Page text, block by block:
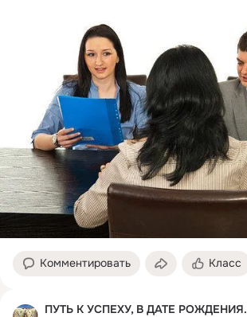
Комментировать Класс
ПУТЬ К УСПЕХУ, В ДАТЕ РОЖДЕНИЯ.